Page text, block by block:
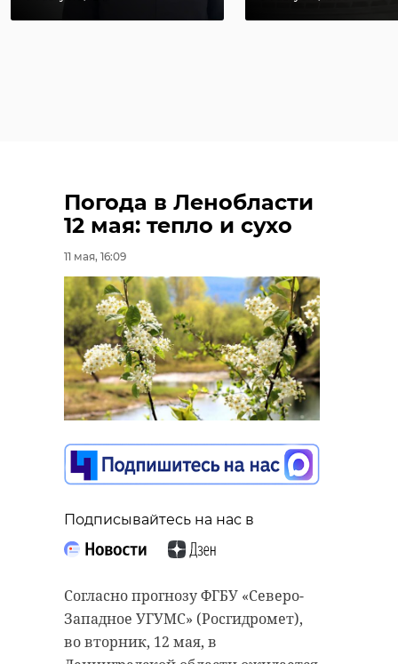
Погода в Ленобласти
12 мая: тепло и сухо
11 мая, 16:09
Подписывайтесь на нас в
Согласно прогнозу ФГБУ «Северо-
Западное УГУМС» (Росгидромет),
во вторник, 12 мая, в